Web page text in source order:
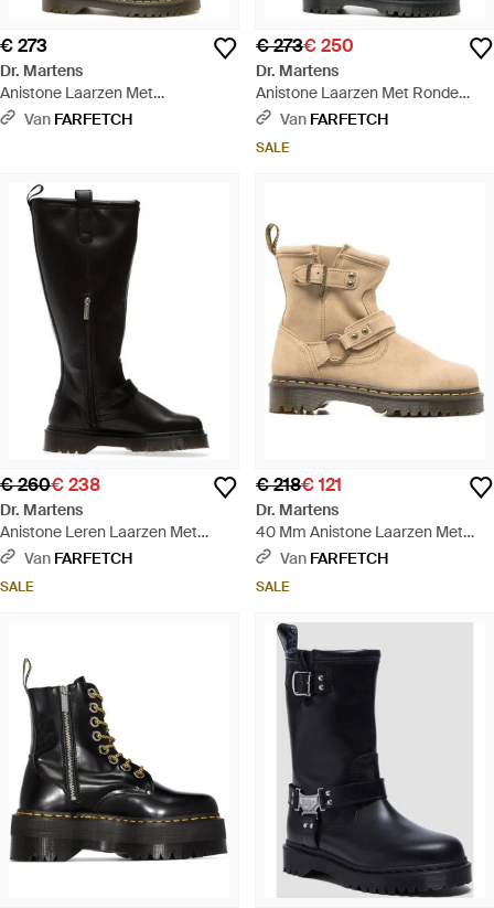
€ 273
Dr. Martens
Anistone Laarzen Met
Gespbandje - Bruin
Van FARFETCH
€ 273€ 250
Dr. Martens
Anistone Laarzen Met Ronde
Neus En Gesp - Zwart
Van FARFETCH
SALE
€ 260€ 238
Dr. Martens
Anistone Leren Laarzen Met
Gespbandje - Zwart
Van FARFETCH
SALE
€ 218€ 121
Dr. Martens
40 Mm Anistone Laarzen Met
Gespbandje - Naturel
Van FARFETCH
SALE